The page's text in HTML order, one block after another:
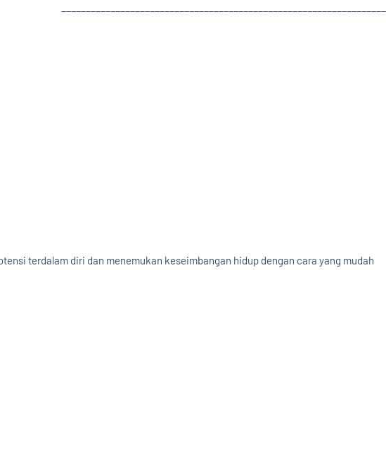
terdalam diri dan menemukan keseimbangan hidup dengan cara yang mudah